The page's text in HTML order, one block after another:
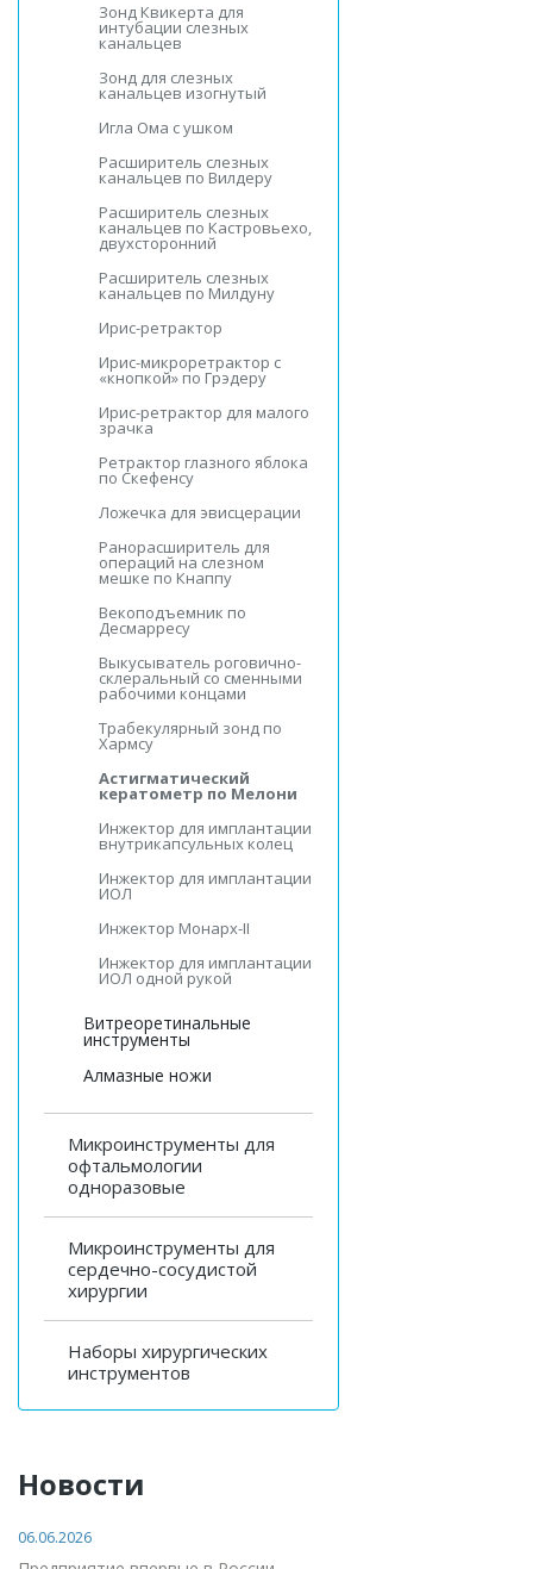
Зонд Квикерта для
интубации слезных
канальцев
Зонд для слезных
канальцев изогнутый
Игла Ома с ушком
Расширитель слезных
канальцев по Вилдеру
Расширитель слезных
канальцев по Кастровьехо,
двухсторонний
Расширитель слезных
канальцев по Милдуну
Ирис-ретрактор
Ирис-микроретрактор с
«кнопкой» по Грэдеру
Ирис-ретрактор для малого
зрачка
Ретрактор глазного яблока
по Скефенсу
Ложечка для эвисцерации
Ранорасширитель для
операций на слезном
мешке по Кнаппу
Векоподъемник по
Десмарресу
Выкусыватель роговично-
склеральный со сменными
рабочими концами
Трабекулярный зонд по
Хармсу
Астигматический
кератометр по Мелони
Инжектор для имплантации
внутрикапсульных колец
Инжектор для имплантации
ИОЛ
Инжектор Монарх-II
Инжектор для имплантации
ИОЛ одной рукой
Витреоретинальные
инструменты
Алмазные ножи
Микроинструменты для
офтальмологии
одноразовые
Микроинструменты для
сердечно-сосудистой
хирургии
Наборы хирургических
инструментов
Новости
06.06.2026